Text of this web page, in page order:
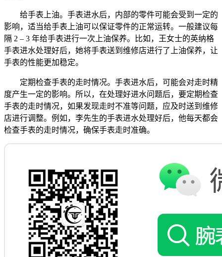
给手表上油。手表进水后，内部的零件可能会受到一定的
影响，适当给手表上油可以保证零件的正常运转。一般建议每
隔 2 – 3 年给手表进行一次上油保养。比如，王女士的英纳格
手表进水处理好后，她将手表送到维修店进行了上油保养，让
手表的性能更加稳定。
定期检查手表的走时情况。手表进水后，可能会对走时精
度产生一定的影响。所以，在处理好进水问题后，要定期检查
手表的走时情况，如果发现走时不准等问题，应及时送到维修
店进行调整。例如，李先生的手表进水处理好后，他每天都会
检查手表的走时情况，确保手表走时准确。